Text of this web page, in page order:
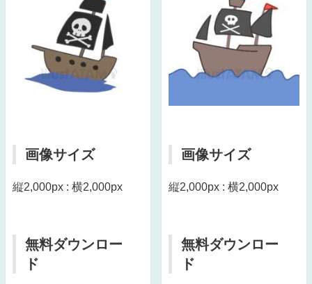
画像サイズ
縦2,000px : 横2,000px
無料ダウンロー
ド
画像サイズ
縦2,000px : 横2,000px
無料ダウンロー
ド